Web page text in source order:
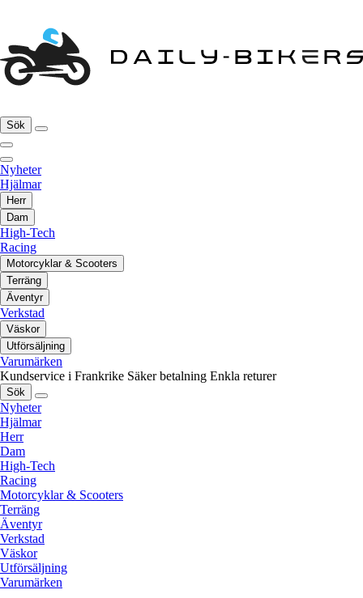
Sök
Nyheter
Hjälmar
Herr
Dam
High-Tech
Racing
Motorcyklar & Scooters
Terräng
Äventyr
Verkstad
Väskor
Utförsäljning
Varumärken
Kundservice i Frankrike Säker betalning Enkla returer
Sök
Nyheter
Hjälmar
Herr
Dam
High-Tech
Racing
Motorcyklar & Scooters
Terräng
Äventyr
Verkstad
Väskor
Utförsäljning
Varumärken